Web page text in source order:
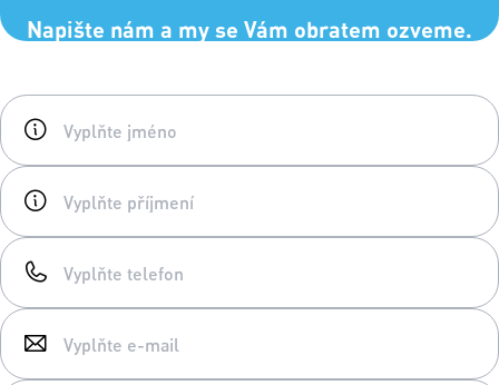
Napište nám a my se Vám obratem ozveme.